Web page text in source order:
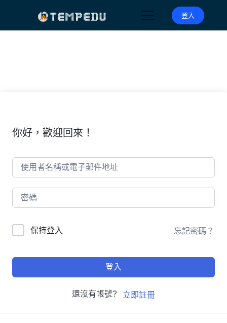
登入
你好，歡迎回來！
保持登入 忘記密碼？
登入
還沒有帳號? 立即註冊